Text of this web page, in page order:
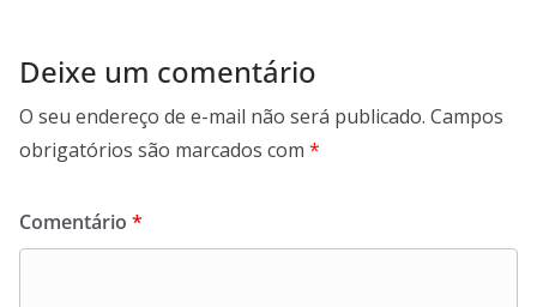
Deixe um comentário
O seu endereço de e-mail não será publicado. Campos
obrigatórios são marcados com *
Comentário *